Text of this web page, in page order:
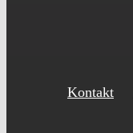
Kontakt